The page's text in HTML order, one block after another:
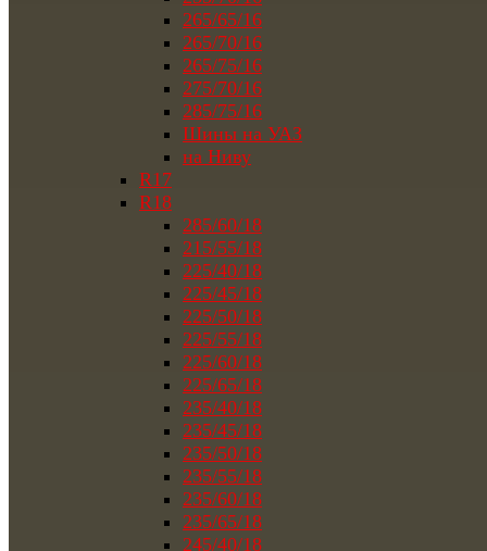
265/65/16
265/70/16
265/75/16
275/70/16
285/75/16
Шины на УАЗ
на Ниву
R17
R18
285/60/18
215/55/18
225/40/18
225/45/18
225/50/18
225/55/18
225/60/18
225/65/18
235/40/18
235/45/18
235/50/18
235/55/18
235/60/18
235/65/18
245/40/18